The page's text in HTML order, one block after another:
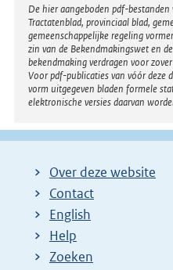
Disclaimer
De hier aangeboden pdf-
Tractatenblad, provinciaal blad,
gemeenschappelijke regeling
zin van de Bekendmakingswet en
bekendmaking verdragen voor
Voor pdf-publicaties van vóór deze
vorm uitgegeven bladen formele
elektronische versies daarvan
Over deze website
Contact
English
Help
Zoeken